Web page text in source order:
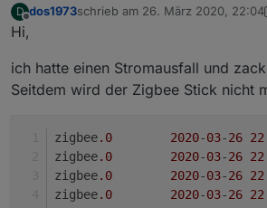
D dos1973schrieb am 26. März 2020, 22:04
zuletzt editiert von dos1973
Hi,
ich hatte einen Stromausfall und
Seitdem wird der Zigbee Stick nicht
zigbee.0 2020-03-26 22
zigbee.0 2020-03-26 22
zigbee.0 2020-03-26 22
zigbee.0 2020-03-26 22